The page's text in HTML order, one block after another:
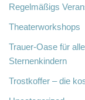
Regelmäßigs
Theaterworkshops
Trauer-Oase für
Sternenkindern
Trostkoffer – die